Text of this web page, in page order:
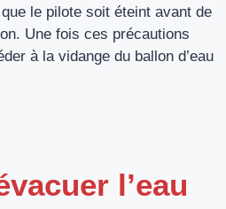
le pilote soit éteint avant de
Une fois ces précautions
à la vidange du ballon d’eau
l’eau